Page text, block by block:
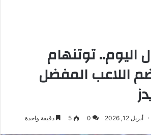
اليوم.. توتنهام
اللاعب المفضل
أبريل 12, 2026 0
5 دقيقة واحدة